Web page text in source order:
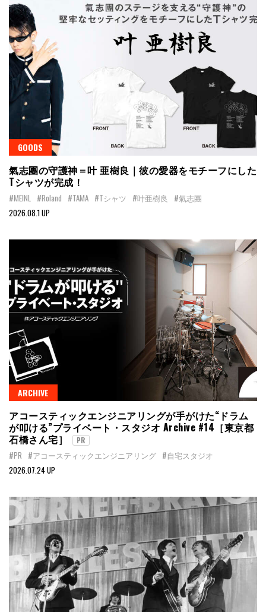
GOODS
氣志團の守護神＝叶 亜樹良｜彼の愛器をモチーフにした
Tシャツが完成！
#MEINL #Roland #TAMA #Tシャツ #叶亜樹良
#氣志團
2026.08.1 UP
ARCHIVE
アコースティックエンジニアリングが手がけた“ドラム
が叩ける”プライベート・スタジオ Archive #14［東京都
石橋さん宅］
PR
#PR #アコースティックエンジニアリング #自宅スタジオ
2026.07.24 UP